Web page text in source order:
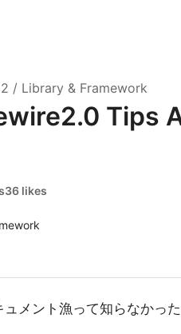
/ Library & Framework
Tips
36 likes
メント漁って知らなかった